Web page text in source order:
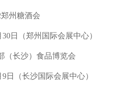
郑州糖酒会
30日（郑州国际会展中心）
（长沙）食品博览会
9日（长沙国际会展中心）